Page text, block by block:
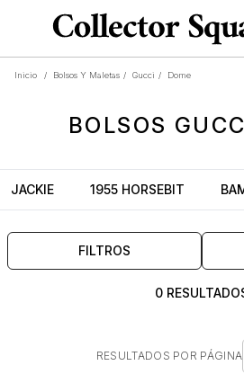
Inicio / Bolsos Y Maletas / Gucci / Dome
BOLSOS
JACKIE 1955 HORSEBIT
FILTROS
0
RESULTADOS POR PÁGINA